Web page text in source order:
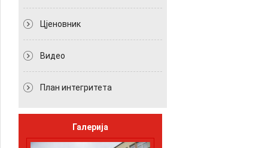
Цјеновник
Видео
План интегритета
Галерија